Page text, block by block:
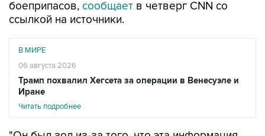
боеприпасов, сообщает в четверг CNN со
ссылкой на источники.
В МИРЕ
06 августа 2026
Трамп похвалил Хегсета за операции в Венесуэле и
Иране
Читать подробнее